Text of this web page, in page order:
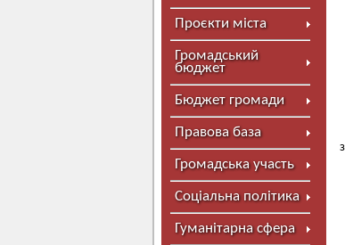
Проєкти міста
Громадський
бюджет
Бюджет громади
Правова база
Громадська участь
Соціальна політика
Гуманітарна сфера